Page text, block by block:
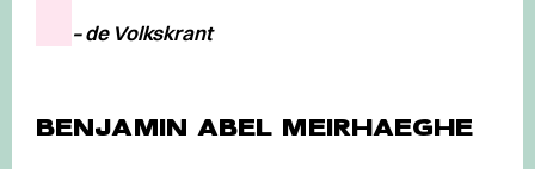
– de Volkskrant
BENJAMIN ABEL MEIRHAEGHE